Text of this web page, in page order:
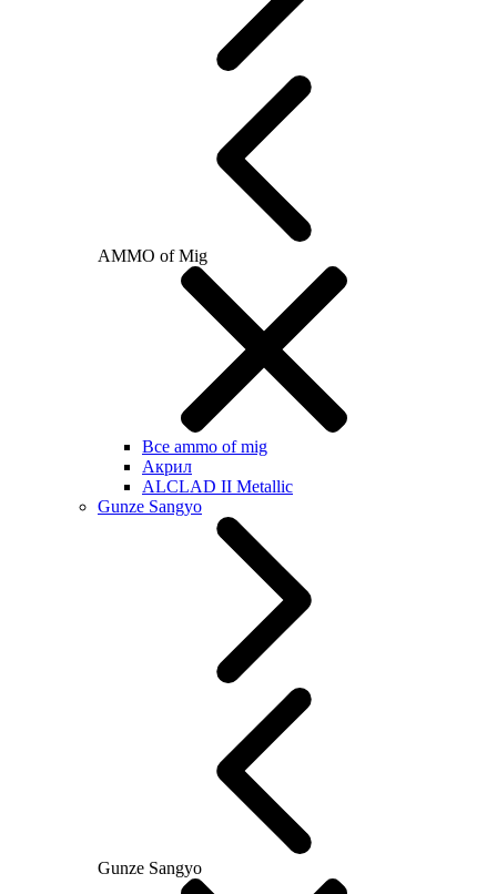
AMMO of Mig
Все ammo of mig
Акрил
ALCLAD II Metallic
Gunze Sangyo
Gunze Sangyo